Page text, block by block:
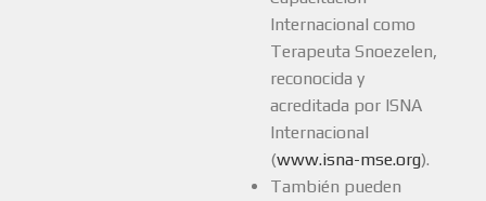
Internacional como
Terapeuta Snoezelen,
reconocida y
acreditada por ISNA
Internacional
(www.isna-mse.org).
También pueden